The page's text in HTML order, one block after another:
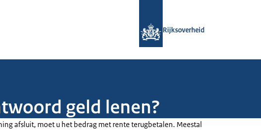
Rijksoverheid
geld lenen?
afsluit, moet u het bedrag met rente terugbetalen. Meestal